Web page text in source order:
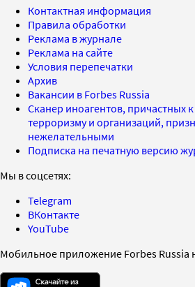
Контактная информация
Правила обработки
Реклама в журнале
Реклама на сайте
Условия перепечатки
Архив
Вакансии в Forbes Russia
Сканер иноагентов, причастных
терроризму и организаций,
нежелательными
Подписка на печатную версию
Мы в соцсетях:
Telegram
ВКонтакте
YouTube
Мобильное приложение Forbes Russia